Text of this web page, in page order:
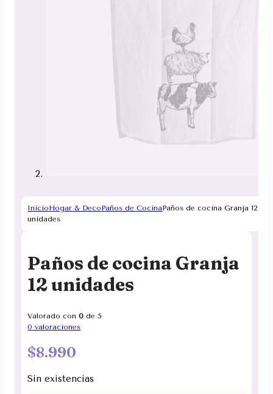
InicioHogar & DecoPaños de CocinaPaños de cocina Granja 12
unidades
Paños de cocina Granja
12 unidades
Valorado con0 de 5
0 valoraciones
$8.990
Sin existencias